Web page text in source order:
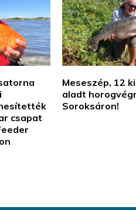
csapat
Meseszép, 12
aladt
Soroksáron!